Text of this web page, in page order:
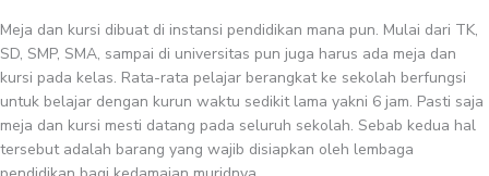
Meja dan kursi dibuat di instansi pendidikan mana pun. Mulai dari TK,
SD, SMP, SMA, sampai di universitas pun juga harus ada meja dan
kursi pada kelas. Rata-rata pelajar berangkat ke sekolah berfungsi
untuk belajar dengan kurun waktu sedikit lama yakni 6 jam. Pasti saja
meja dan kursi mesti datang pada seluruh sekolah. Sebab kedua hal
tersebut adalah barang yang wajib disiapkan oleh lembaga